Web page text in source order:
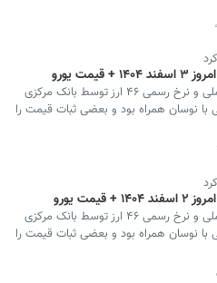
+ قیمت یورو
نرخ ارز در صرافی ملی و نرخ رسمی ۴۶ ارز توسط بانک مرکزی
نوسان همراه بود و بعضی ثبات قیمت را
+ قیمت یورو
نرخ ارز در صرافی ملی و نرخ رسمی ۴۶ ارز توسط بانک مرکزی
نوسان همراه بود و بعضی ثبات قیمت را